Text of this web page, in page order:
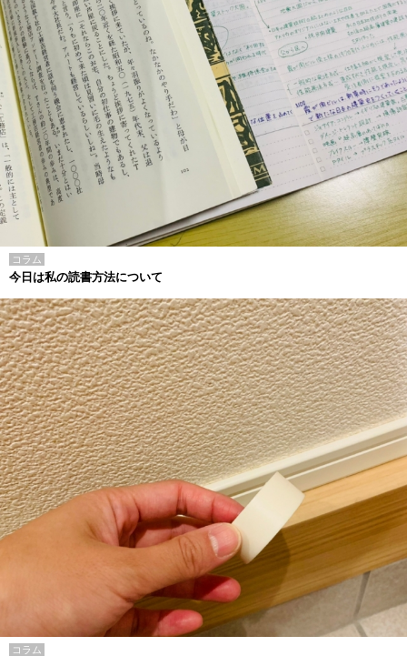
コラム
今日は私の読書方法について
コラム